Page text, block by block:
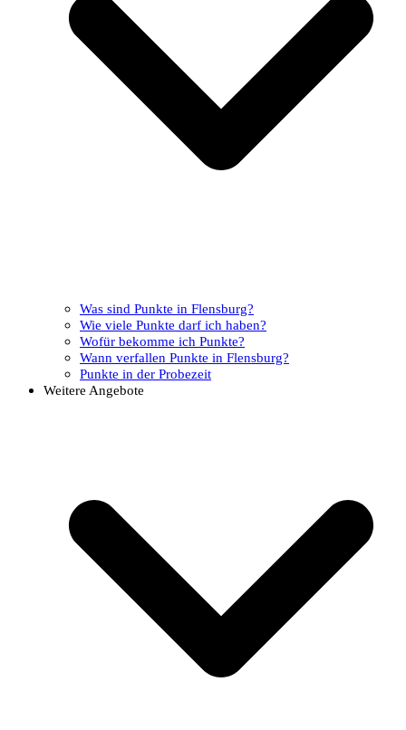
Was sind Punkte in Flensburg?
Wie viele Punkte darf ich haben?
Wofür bekomme ich Punkte?
Wann verfallen Punkte in Flensburg?
Punkte in der Probezeit
Weitere Angebote